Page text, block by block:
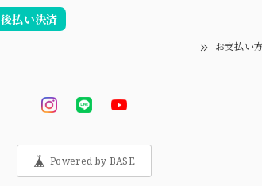
後払い決済
お支払い
Powered by BASE